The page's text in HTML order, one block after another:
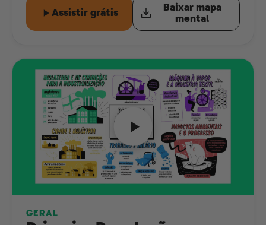
Assistir grátis
Baixar mapa
mental
GERAL